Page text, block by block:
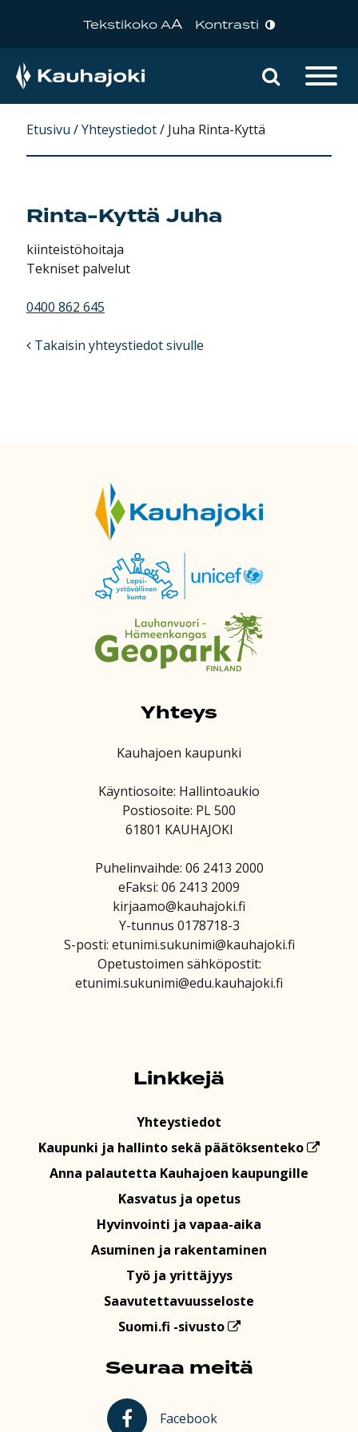
Tekstikoko AA Kontrasti
Päävalikko Hae
Etusivu /Yhteystiedot/ Juha Rinta-Kyttä
Rinta-Kyttä Juha
kiinteistöhoitaja
Tekniset palvelut
0400 862 645
Takaisin yhteystiedot sivulle
Yhteys
Kauhajoen kaupunki
Käyntiosoite: Hallintoaukio
Postiosoite: PL 500
61801 KAUHAJOKI
Puhelinvaihde: 06 2413 2000
eFaksi: 06 2413 2009
kirjaamo@kauhajoki.fi
Y-tunnus 0178718-3
S-posti: etunimi.sukunimi@kauhajoki.fi
Opetustoimen sähköpostit:
etunimi.sukunimi@edu.kauhajoki.fi
Linkkejä
Yhteystiedot
Kaupunki ja hallinto sekä päätöksenteko
Anna palautetta Kauhajoen kaupungille
Kasvatus ja opetus
Hyvinvointi ja vapaa-aika
Asuminen ja rakentaminen
Työ ja yrittäjyys
Saavutettavuusseloste
Suomi.fi -sivusto
Seuraa meitä
Kauhajoki Facebookissa
Facebook